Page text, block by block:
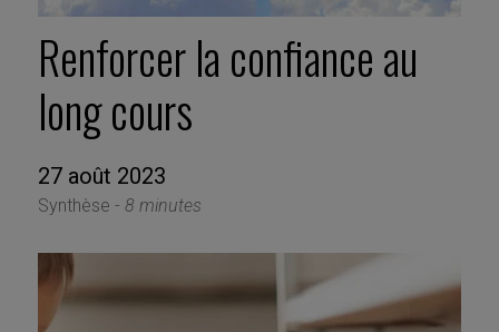
Renforcer la confiance au
long cours
27 août 2023
Synthèse - 8 minutes